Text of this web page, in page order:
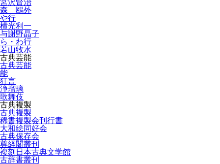
宮沢賢治
森 鴎外
や行
横光利一
与謝野晶子
ら・わ行
若山牧水
古典芸能
古典芸能
能
狂言
浄瑠璃
歌舞伎
古典複製
古典複製
稀書複製会刊行書
大和絵同好会
古典保存会
尊経閣叢刊
複刻日本古典文学館
古辞書叢刊